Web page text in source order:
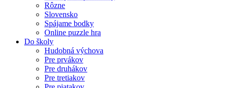
Rôzne
Slovensko
Spájame bodky
Online puzzle hra
Do školy
Hudobná výchova
Pre prvákov
Pre druhákov
Pre tretiakov